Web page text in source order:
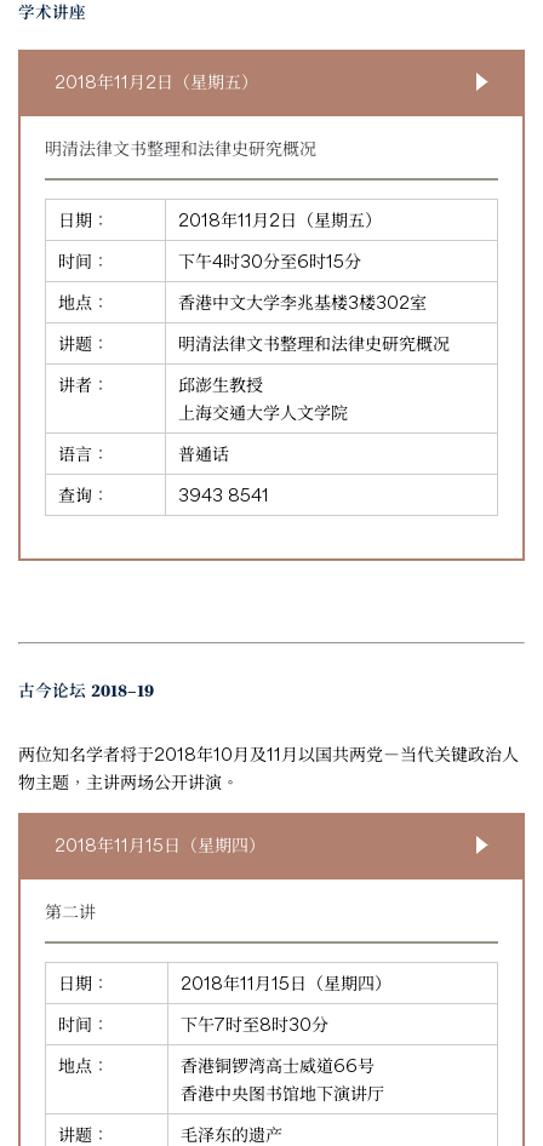
学术讲座
2018年11月2日（星期五）
明清法律文书整理和法律史研究概况
日期：
2018年11月2日（星期五）
时间：
下午4时30分至6时15分
地点：
香港中文大学李兆基楼3楼302室
讲题：
明清法律文书整理和法律史研究概况
讲者：
邱澎生教授
上海交通大学人文学院
语言：
普通话
查询：
3943 8541
古今论坛 2018–19
两位知名学者将于2018年10月及11月以国共两党－当代关键政治人
物主题，主讲两场公开讲演。
2018年11月15日（星期四）
第二讲
日期：
2018年11月15日（星期四）
时间：
下午7时至8时30分
地点：
香港铜锣湾高士威道66号
香港中央图书馆地下演讲厅
讲题：
毛泽东的遗产